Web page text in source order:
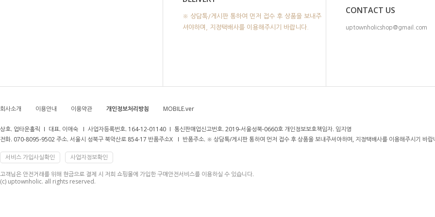
※ 상담톡/게시판 통하여 먼저 접수 후 상품을 보내주
셔야하며, 지정택배사를 이용해주시기 바랍니다.
CONTACT US
uptownholicshop@gmail.com
회사소개 이용안내 이용약관 개인정보처리방침 MOBILE.ver
상호. 업타운홀릭 대표. 이애숙 사업자등록번호. 164-12-01140
통신판매업신고번호. 2019-서울성북-0660호 개인정보보호책임자. 임지영
전화. 070-8095-9502 주소. 서울시 성북구 북악산로 854-17 반품주소X
반품주소. ※ 상담톡/게시판 통하여 먼저 접수 후 상품을 보내주셔야하며, 지정택배사를 이용해주시기 바랍
서비스 가입사실확인 사업자정보확인
고객님은 안전거래를 위해 현금으로 결제 시 저희 쇼핑몰에 가입한 구매안전서비스를 이용하실 수 있습니다.
(c) uptownholic. all rights reserved.